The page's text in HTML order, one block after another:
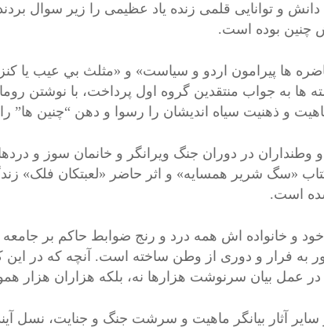
و توانایی قلمی زنده یاد عظیمی را زیر سوال
چنین بوده است.
ها پیرامون اردو و سیاست» و «مثلث بي ؜عيب یا
ها به جواب منتقدین گروه اول پرداخت، با نوشتن
و ذهنیت سیاه اندیشان را رسوا و دهن “چنین ها”
در دوران جنگ ویرانگر و خانمان سوز و
«سگ شریر همسایه» و اثر حاضر «لعبتکان فلک»
است.
و خانواده اش همه درد و رنج ضوابط حاکم بر
به فرار و دوری از وطن ساخته است. آنچه که در این
در عمل بیان سرنوشت هزارها نه، بلکه هزاران هزار
آثار بیانگر ماهیت و سرشت جنگ و جنایت، نسل